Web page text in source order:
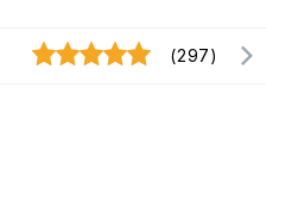
(297)